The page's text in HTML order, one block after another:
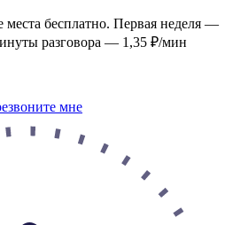
бесплатно. Первая неделя —
разговора — 1,35 ₽/мин
мне